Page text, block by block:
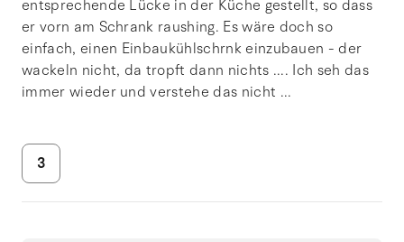
entsprechende Lücke in der Küche gestellt, so dass
er vorn am Schrank raushing. Es wäre doch so
einfach, einen Einbaukühlschrnk einzubauen - der
wackeln nicht, da tropft dann nichts .... Ich seh das
immer wieder und verstehe das nicht ...
3